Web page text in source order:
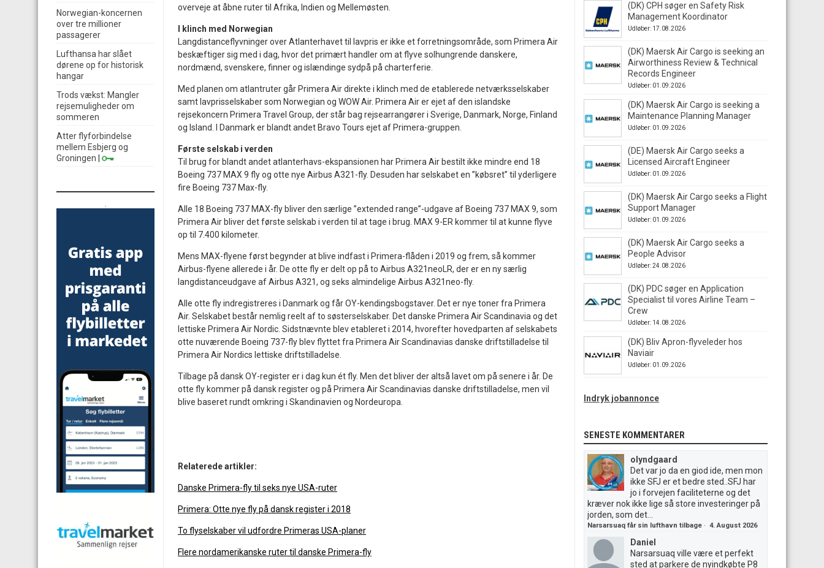
overveje at åbne ruter til Afrika, Indien og Mellemøsten.
I klinch med Norwegian
Langdistanceflyvninger over Atlanterhavet til lavpris er ikke et forretningsområde, som Primera Air
beskæftiger sig med i dag, hvor det primært handler om at flyve solhungrende danskere,
nordmænd, svenskere, finner og islændinge sydpå på charterferie.
Med planen om atlantruter går Primera Air direkte i klinch med de etablerede netværksselskaber
samt lavprisselskaber som Norwegian og WOW Air. Primera Air er ejet af den islandske
rejsekoncern Primera Travel Group, der står bag rejsearrangører i Sverige, Danmark, Norge, Finland
og Island. I Danmark er blandt andet Bravo Tours ejet af Primera-gruppen.
Første selskab i verden
Til brug for blandt andet atlanterhavs-ekspansionen har Primera Air bestilt ikke mindre end 18
Boeing 737 MAX 9 fly og otte nye Airbus A321-fly. Desuden har selskabet en ”købsret” til yderligere
fire Boeing 737 Max-fly.
Alle 18 Boeing 737 MAX-fly bliver den særlige ”extended range”-udgave af Boeing 737 MAX 9, som
Primera Air bliver det første selskab i verden til at tage i brug. MAX 9-ER kommer til at kunne flyve
op til 7.400 kilometer.
Mens MAX-flyene først begynder at blive indfast i Primera-flåden i 2019 og frem, så kommer
Airbus-flyene allerede i år. De otte fly er delt op på to Airbus A321neoLR, der er en ny særlig
langdistanceudgave af Airbus A321, og seks almindelige Airbus A321neo-fly.
Alle otte fly indregistreres i Danmark og får OY-kendingsbogstaver. Det er nye toner fra Primera
Air. Selskabet består nemlig reelt af to søsterselskaber. Det danske Primera Air Scandinavia og det
lettiske Primera Air Nordic. Sidstnævnte blev etableret i 2014, hvorefter hovedparten af selskabets
otte nuværende Boeing 737-fly blev flyttet fra Primera Air Scandinavias danske driftstilladelse til
Primera Air Nordics lettiske driftstilladelse.
Tilbage på dansk OY-register er i dag kun ét fly. Men det bliver der altså lavet om på senere i år. De
otte fly kommer på dansk register og på Primera Air Scandinavias danske driftstilladelse, men vil
blive baseret rundt omkring i Skandinavien og Nordeuropa.
Relaterede artikler:
Danske Primera-fly til seks nye USA-ruter
Primera: Otte nye fly på dansk register i 2018
To flyselskaber vil udfordre Primeras USA-planer
Flere nordamerikanske ruter til danske Primera-fly
Norwegian-koncernen
over tre millioner
passagerer
Lufthansa har slået
dørene op for historisk
hangar
Trods vækst: Mangler
rejsemuligheder om
sommeren
Atter flyforbindelse
mellem Esbjerg og
Groningen
(DK) CPH søger en Safety Risk
Management Koordinator
Udløber: 17.08.2026
(DK) Maersk Air Cargo is seeking an
Airworthiness Review & Technical
Records Engineer
Udløber: 01.09.2026
(DK) Maersk Air Cargo is seeking a
Maintenance Planning Manager
Udløber: 01.09.2026
(DE) Maersk Air Cargo seeks a
Licensed Aircraft Engineer
Udløber: 01.09.2026
(DK) Maersk Air Cargo seeks a Flight
Support Manager
Udløber: 01.09.2026
(DK) Maersk Air Cargo seeks a
People Advisor
Udløber: 24.08.2026
(DK) PDC søger en Application
Specialist til vores Airline Team –
Crew
Udløber: 14.08.2026
(DK) Bliv Apron-flyveleder hos
Naviair
Udløber: 01.09.2026
Indryk jobannonce
SENESTE KOMMENTARER
olyndgaard
Det var jo da en giod ide, men mon
ikke SFJ er et bedre sted..SFJ har
jo i forvejen faciliteterne og det
kræver nok ikke lige så store investeringer på
jorden, som det...
Narsarsuaq får sin lufthavn tilbage · 4. August 2026
Daniel
Narsarsuaq ville være et perfekt
sted at parkere de nyindkøbte P8